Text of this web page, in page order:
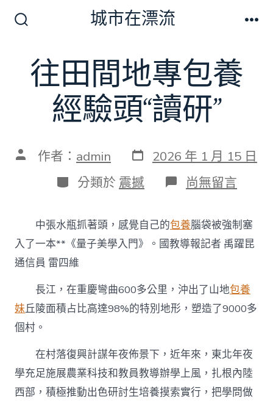
切
換
城市在漂流
往田間地專包養
經驗頭“讀研”
文 作者： admin 發
表
日
期
2026 年 1 月 15 日
分
類
分類於 震撼 在
〈往
間
地
專
經
驗
頭
“讀
尚無留言
中張水瓶抓著頭，感覺自己的包養腦袋被強制塞
入了一本**《量子美學入門》。國教導報記者 禹躍昆
通信員 雷四維
長江，在重慶彎曲600多公里，沖出了山地包養
妹丘陵面積占比高達98%的特別地形，塑造了9000多
個村。
在村落復興計謀年夜佈景下，近年來，東北年夜
學充足施展農業科技和教員教導辦學上風，扎根內陸
西部，積極推動出色研討生培養摸索實行，把學問做